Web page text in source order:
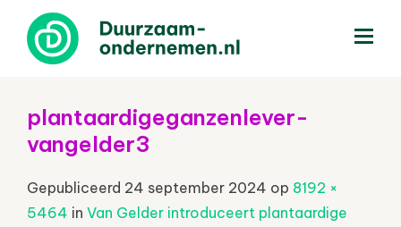
plantaardigeganzenlever-
vangelder3
Gepubliceerd 24 september 2024 op 8192 ×
5464 in Van Gelder introduceert plantaardige